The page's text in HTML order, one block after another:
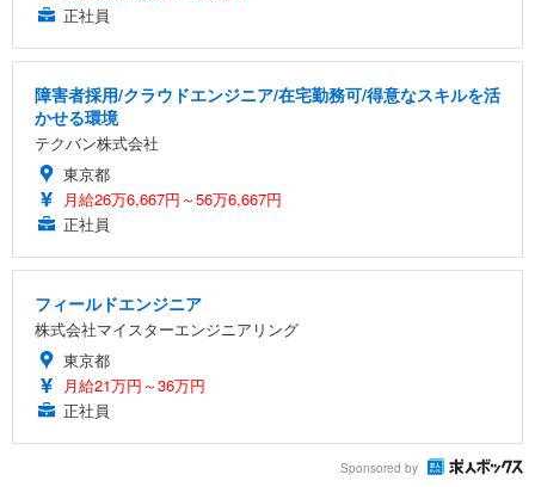
正社員
障害者採用/クラウドエンジニア/在宅勤務可/得意なスキルを活
かせる環境
テクバン株式会社
東京都
月給26万6,667円～56万6,667円
正社員
フィールドエンジニア
株式会社マイスターエンジニアリング
東京都
月給21万円～36万円
正社員
Sponsored by